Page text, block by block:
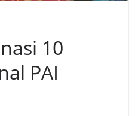
10
PAI